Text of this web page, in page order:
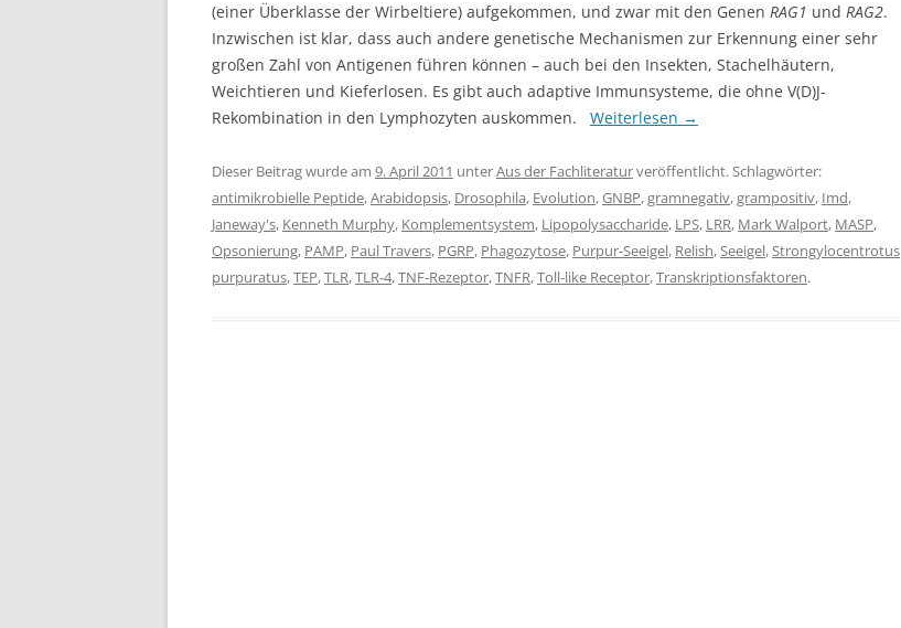
(einer Überklasse der Wirbeltiere) aufgekommen, und zwar mit den Genen RAG1 und RAG2.
Inzwischen ist klar, dass auch andere genetische Mechanismen zur Erkennung einer sehr
großen Zahl von Antigenen führen können – auch bei den Insekten, Stachelhäutern,
Weichtieren und Kieferlosen. Es gibt auch adaptive Immunsysteme, die ohne V(D)J-
Rekombination in den Lymphozyten auskommen. Weiterlesen →
Dieser Beitrag wurde am 9. April 2011 unterAus der Fachliteraturveröffentlicht. Schlagwörter:
antimikrobielle Peptide,Arabidopsis, Drosophila, Evolution,GNBP,gramnegativ,grampositiv, Imd,
Janeway's, Kenneth Murphy, Komplementsystem, Lipopolysaccharide, LPS, LRR, Mark Walport, MASP,
Opsonierung, PAMP, Paul Travers, PGRP, Phagozytose, Purpur-Seeigel, Relish,Seeigel,Strongylocentrotus
purpuratus,TEP,TLR,TLR-4,TNF-Rezeptor,TNFR,Toll-like Receptor,Transkriptionsfaktoren.